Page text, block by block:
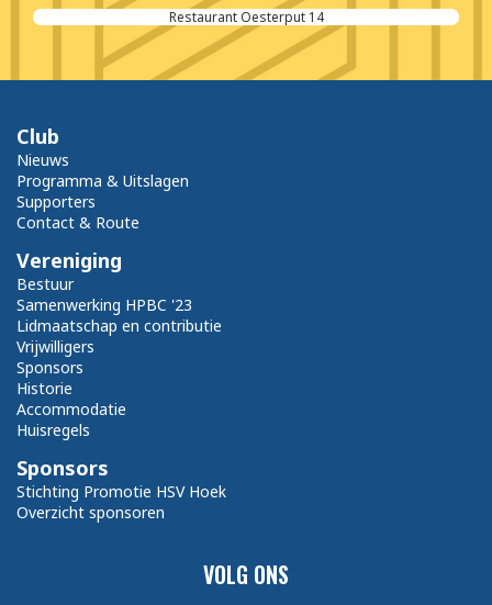
Restaurant Oesterput 14
VOLG ONS
Club
Nieuws
Programma & Uitslagen
Supporters
Contact & Route
Vereniging
Bestuur
Samenwerking HPBC '23
Lidmaatschap en contributie
Vrijwilligers
Sponsors
Historie
Accommodatie
Huisregels
Sponsors
Stichting Promotie HSV Hoek
Overzicht sponsoren